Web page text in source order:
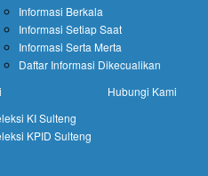
Informasi Berkala
Informasi Setiap Saat
Informasi Serta Merta
Daftar Informasi Dikecualikan
KI Sulteng
KPID Sulteng
Hubungi Kami